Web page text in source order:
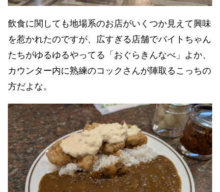
飲食に関しても地場系のお店がいくつか見えて興味
を惹かれたのですが、広すぎる店舗でバイトちゃん
たちがゆるゆるやってる「おぐらきんなべ」よか、
カウンター内に熟練のコックさんが陣取るこっちの
方だよな。